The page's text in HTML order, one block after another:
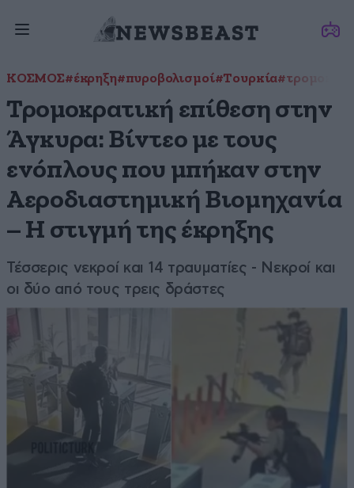
ΚΟΣΜΟΣ#έκρηξη#πυροβολισμοί#Τουρκία
Τρομοκρατική επίθεση στην
Άγκυρα: Βίντεο με τους
ενόπλους που μπήκαν στην
Αεροδιαστημική Βιομηχανία
– Η στιγμή της έκρηξης
Τέσσερις νεκροί και 14 τραυματίες - Νεκροί και
οι δύο από τους τρεις δράστες